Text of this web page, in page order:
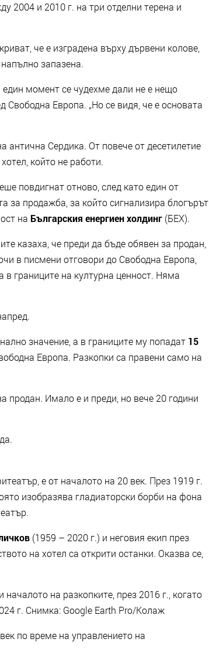
2004 и 2010 г. на три отделни терена и
че е изградена върху дървени колове,
запазена.
момент се чудехме дали не е нещо
Европа. „Но се видя, че е основата
Сердика. От повече от десетилетие
който не работи.
повдигнат отново, след като един от
за продажба, за който сигнализира блогърът
на Българския енергиен холдинг (БЕХ).
казаха, че преди да бъде обявен за продан,
в писмени отговори до Свободна Европа,
границите на културна ценност. Няма
значение, а в границите му попадат 15
Европа. Разкопки са правени само на
продан. Имало е и преди, но вече 20 години
е от началото на 20 век. През 1919 г.
изобразява гладиаторски борби на фона
(1959 – 2020 г.) и неговия екип през
на хотел са открити останки. Оказва се,
на разкопките, през 2016 г., когато
г. Снимка: Google Earth Pro/Колаж
по време на управлението на